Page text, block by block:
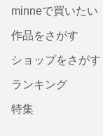
minneで買いたい
作品をさがす
ショップをさがす
ランキング
特集